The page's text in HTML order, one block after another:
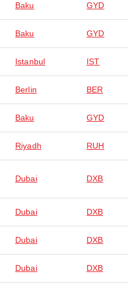
Baku GYD
Baku GYD
Istanbul IST
Berlin BER
Baku GYD
Riyadh RUH
Dubai DXB
Dubai DXB
Dubai DXB
Dubai DXB